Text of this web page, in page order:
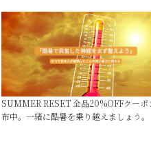
SUMMER RESET 全品20%OFFクーポ
布中。一緒に酷暑を乗り越えましょう。